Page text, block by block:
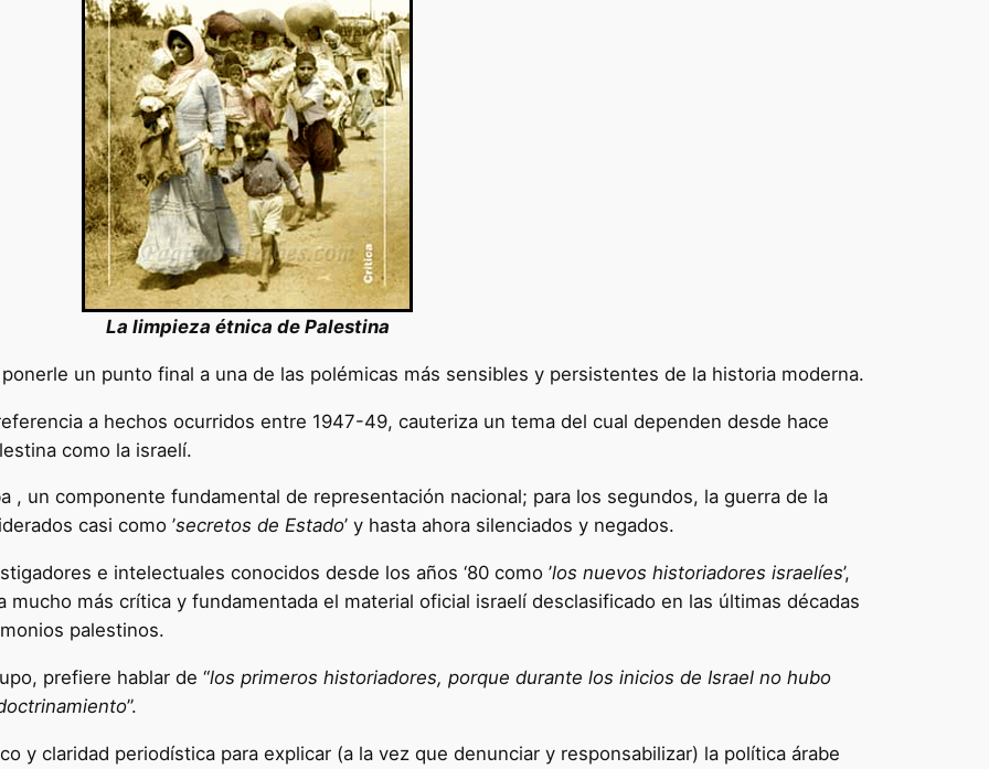
La limpieza étnica de Palestina
un punto final a una de las polémicas más sensibles y persistentes de la historia moderna.
a hechos ocurridos entre 1947-49, cauteriza un tema del cual dependen desde hace
como la israelí.
, un componente fundamental de representación nacional; para los segundos, la guerra de la
casi como ’secretos de Estado’ y hasta ahora silenciados y negados.
e intelectuales conocidos desde los años ‘80 como ’los nuevos historiadores israelíes’,
mucho más crítica y fundamentada el material oficial israelí desclasificado en las últimas décadas
palestinos.
prefiere hablar de “los primeros historiadores, porque durante los inicios de Israel no hubo
”.
y claridad periodística para explicar (a la vez que denunciar y responsabilizar) la política árabe